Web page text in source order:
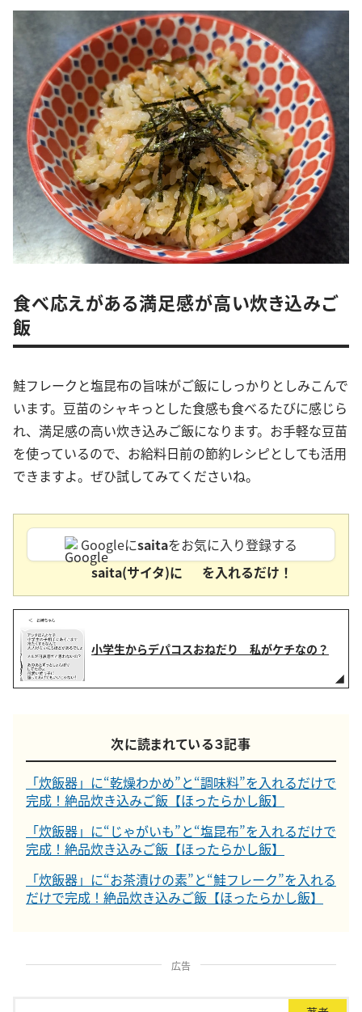
食べ応えがある満足感が高い炊き込みご
飯
鮭フレークと塩昆布の旨味がご飯にしっかりとしみこんで
います。豆苗のシャキっとした食感も食べるたびに感じら
れ、満足感の高い炊き込みご飯になります。お手軽な豆苗
を使っているので、お給料日前の節約レシピとしても活用
できますよ。ぜひ試してみてくださいね。
Googleにsaitaをお気に入り登録する
saita(サイタ)に
を入れるだけ！
小学生からデパコスおねだり 私がケチなの？
次に読まれている３記事
「炊飯器」に“乾燥わかめ”と“調味料”を入れるだけで
完成！絶品炊き込みご飯【ほったらかし飯】
「炊飯器」に“じゃがいも”と“塩昆布”を入れるだけで
完成！絶品炊き込みご飯【ほったらかし飯】
「炊飯器」に“お茶漬けの素”と“鮭フレーク”を入れる
だけで完成！絶品炊き込みご飯【ほったらかし飯】
広告